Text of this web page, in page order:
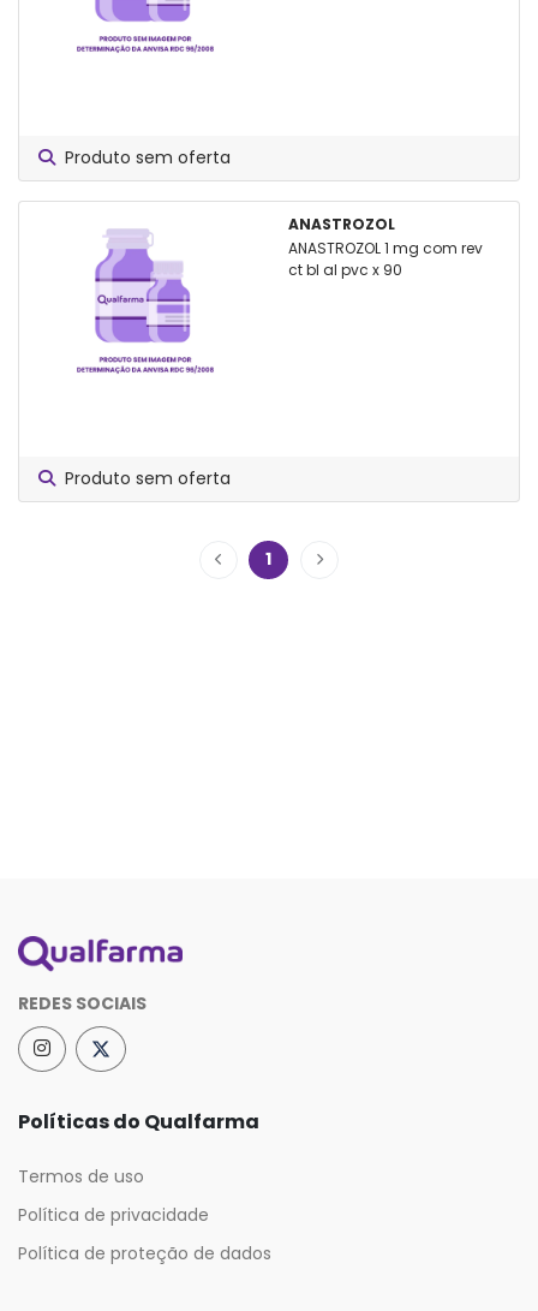
Produto sem oferta
ANASTROZOL
ANASTROZOL 1 mg com rev
ct bl al pvc x 90
Produto sem oferta
1
REDES SOCIAIS
Políticas do Qualfarma
Termos de uso
Política de privacidade
Política de proteção de dados